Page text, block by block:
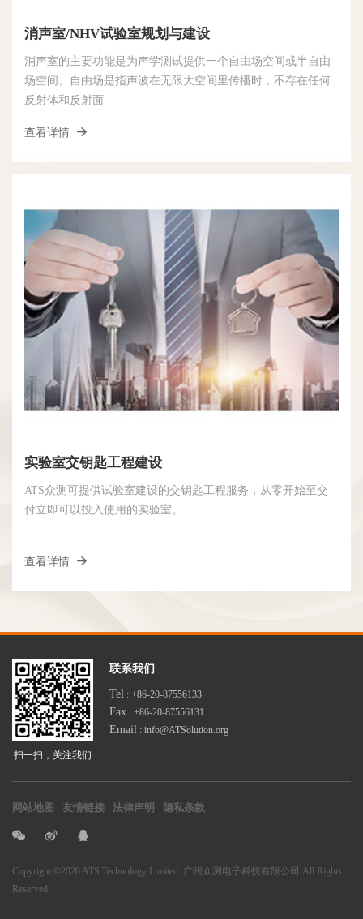
消声室/NHV试验室规划与建设
消声室的主要功能是为声学测试提供一个自由场空间或半自由
场空间。自由场是指声波在无限大空间里传播时，不存在任何
反射体和反射面
查看详情
实验室交钥匙工程建设
ATS众测可提供试验室建设的交钥匙工程服务，从零开始至交
付立即可以投入使用的实验室。
查看详情
扫一扫，关注我们
联系我们
Tel : +86-20-87556133
Fax : +86-20-87556131
Email : info@ATSolution.org
网站地图 友情链接 法律声明 隐私条款
Copyright ©2020 ATS Technology Limited. 广州众测电子科技有限公司 All Rights
Reserved